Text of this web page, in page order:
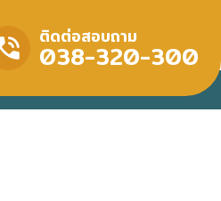
ติดต่อสอบถาม
038-320-300